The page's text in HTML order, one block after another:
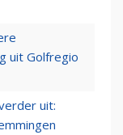
uit Golfregio
uit: